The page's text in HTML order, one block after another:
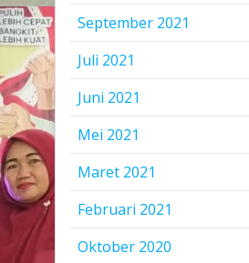
September 2021
Juli 2021
Juni 2021
Mei 2021
Maret 2021
Februari 2021
Oktober 2020